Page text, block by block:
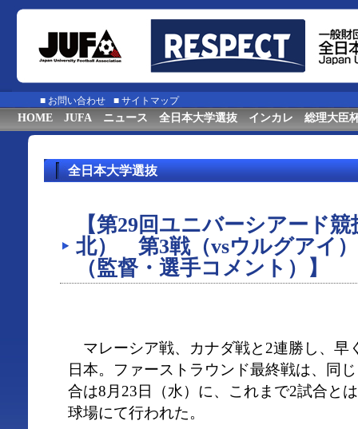
■ お問い合わせ ■ サイトマップ
HOME JUFA ニュース 全日本大学選抜 インカレ 総理大臣
全日本大学選抜
【第29回ユニバーシアード
北） 第3戦（vsウルグアイ
（監督・選手コメント）】
マレーシア戦、カナダ戦と2連勝し、早
日本。ファーストラウンド最終戦は、同
合は8月23日（水）に、これまで2試合と
球場にて行われた。